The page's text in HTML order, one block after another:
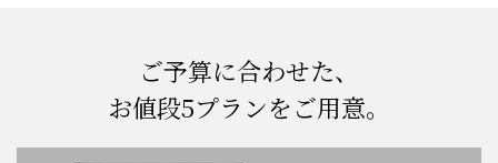
ご予算に合わせた、
お値段5プランをご用意。